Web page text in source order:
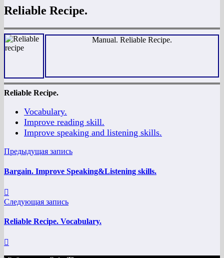
Reliable Recipe.
Manual. Reliable Recipe.
Reliable Recipe.
Vocabulary.
Improve reading skill.
Improve speaking and listening skills.
Предыдущая запись
Bargain. Improve Speaking&Listening skills.
Следующая запись
Reliable Recipe. Vocabulary.